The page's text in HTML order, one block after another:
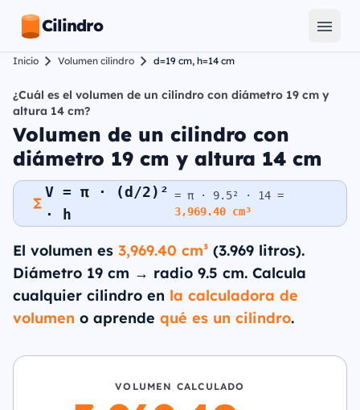
Cilindro
Inicio Volumen cilindro d=19 cm, h=14 cm
¿Cuál es el volumen de un cilindro con diámetro 19 cm y
altura 14 cm?
Volumen de un cilindro con
diámetro 19 cm y altura 14 cm
V = π · (d/2)²
· h
= π · 9.5² · 14 =
3,969.40 cm³
El volumen es 3,969.40 cm³ (3.969 litros).
Diámetro 19 cm → radio 9.5 cm. Calcula
cualquier cilindro en la calculadora de
volumen o aprende qué es un cilindro.
VOLUMEN CALCULADO